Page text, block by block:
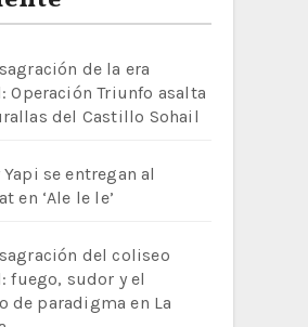
de la era
Operación Triunfo asalta
del Castillo Sohail
Yapi se entregan al
en ‘Ale le le’
del coliseo
fuego, sudor y el
de paradigma en La